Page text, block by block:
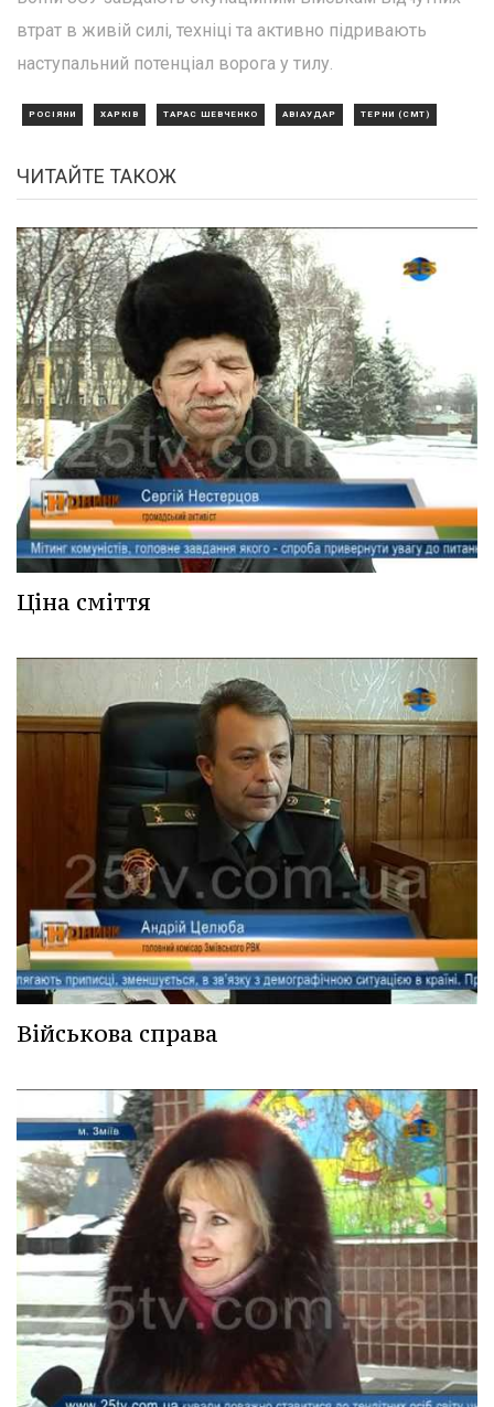
втрат в живій силі, техніці та активно підривають
наступальний потенціал ворога у тилу.
РОСІЯНИ ХАРКІВ ТАРАС ШЕВЧЕНКО АВІАУДАР ТЕРНИ (СМТ)
ЧИТАЙТЕ ТАКОЖ
Ціна сміття
Військова справа